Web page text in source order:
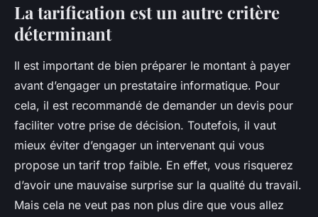
La tarification est un autre critère
déterminant
Il est important de bien préparer le montant à payer
avant d’engager un prestataire informatique. Pour
cela, il est recommandé de demander un devis pour
faciliter votre prise de décision. Toutefois, il vaut
mieux éviter d’engager un intervenant qui vous
propose un tarif trop faible. En effet, vous risquerez
d’avoir une mauvaise surprise sur la qualité du travail.
Mais cela ne veut pas non plus dire que vous allez